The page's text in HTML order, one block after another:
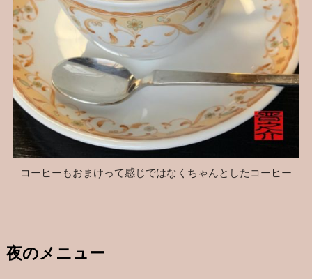
コーヒーもおまけって感じではなくちゃんとしたコーヒー
夜のメニュー